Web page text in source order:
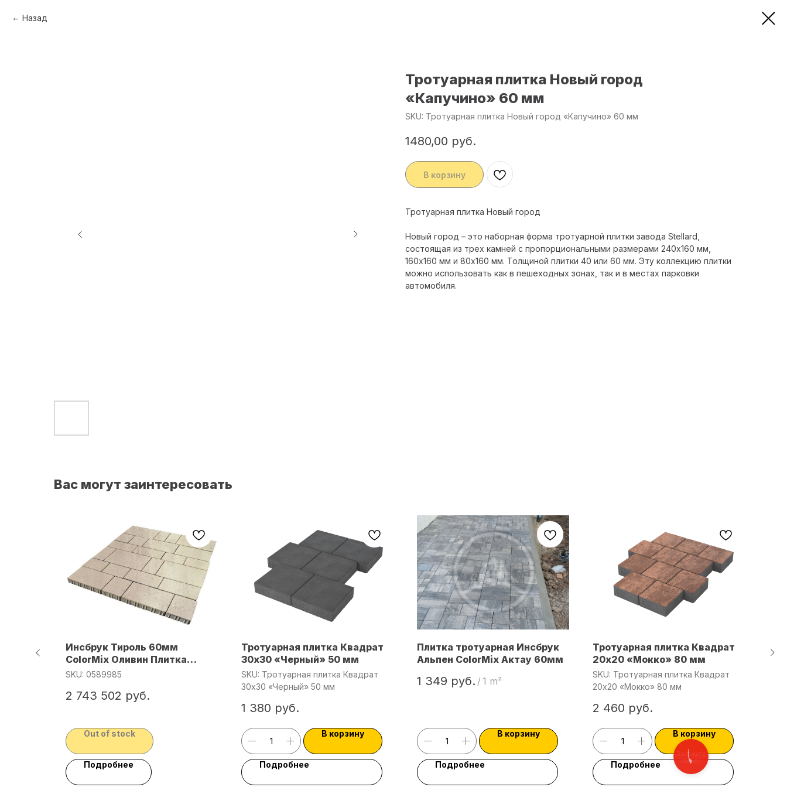
Назад
Тротуарная плитка Новый город
«Капучино» 60 мм
SKU: Тротуарная плитка Новый город «Капучино» 60 мм
1480,00 руб.
В корзину
Тротуарная плитка Новый город
Новый город – это наборная форма тротуарной плитки завода Stellard,
состоящая из трех камней с пропорциональными размерами 240х160 мм,
160х160 мм и 80х160 мм. Толщиной плитки 40 или 60 мм. Эту коллекцию плитки
можно использовать как в пешеходных зонах, так и в местах парковки
автомобиля.
Вас могут заинтересовать
из
Инсбрук Тироль 60мм
ColorMix Оливин Плитка
тротуар вибропресс микс/
под.=11,04м/1м=135кг
SKU: 0589985
2 743 502 руб.
Out of stock
Подробнее
Тротуарная плитка Квадрат
30х30 «Черный» 50 мм
SKU: Тротуарная плитка Квадрат
30х30 «Черный» 50 мм
1 380 руб.
В корзину
Подробнее
Плитка тротуарная Инсбрук
Альпен ColorMix Актау 60мм
1 349 руб. /1 m²
В корзину
Подробнее
Тротуарная плитка Квадрат
20х20 «Мокко» 80 мм
SKU: Тротуарная плитка Квадрат
20х20 «Мокко» 80 мм
2 460 руб.
В корзину
Подробнее
Закажите
звонок